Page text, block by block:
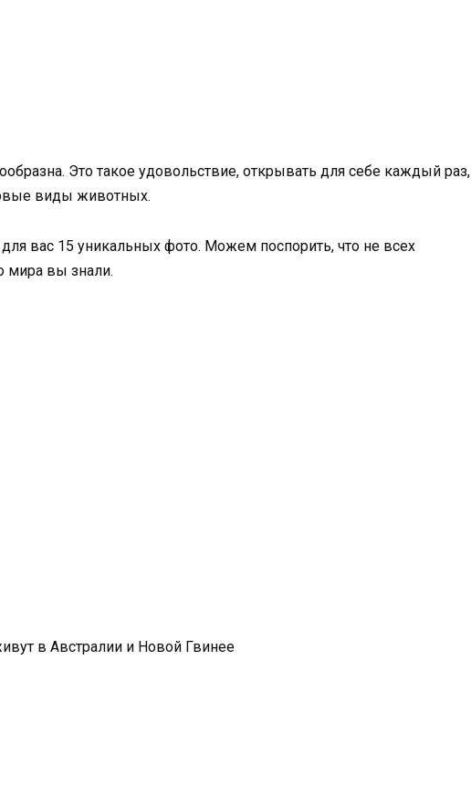
Это такое удовольствие, открывать для себе каждый раз,
виды животных.
вас 15 уникальных фото. Можем поспорить, что не всех
мира вы знали.
в Австралии и Новой Гвинее